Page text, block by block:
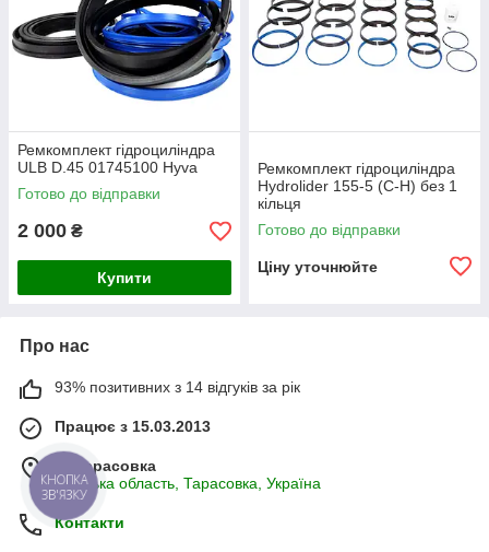
Ремкомплект гідроциліндра
ULB D.45 01745100 Hyva
Готово до відправки
2 000 ₴
Купити
Ремкомплект гідроциліндра
Hydrolider 155-5 (C-H) без 1
кільця
Готово до відправки
Ціну уточнюйте
Про нас
93% позитивних з 14 відгуків за рік
Працює з 15.03.2013
м. Тарасовка
Київська область, Тарасовка, Україна
Контакти
КНОПКА
ЗВ'ЯЗКУ